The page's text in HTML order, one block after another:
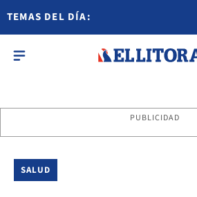
TEMAS DEL DÍA:
PUBLICIDAD
SALUD